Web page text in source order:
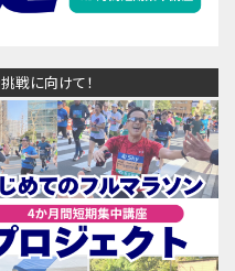
戦に向けて！